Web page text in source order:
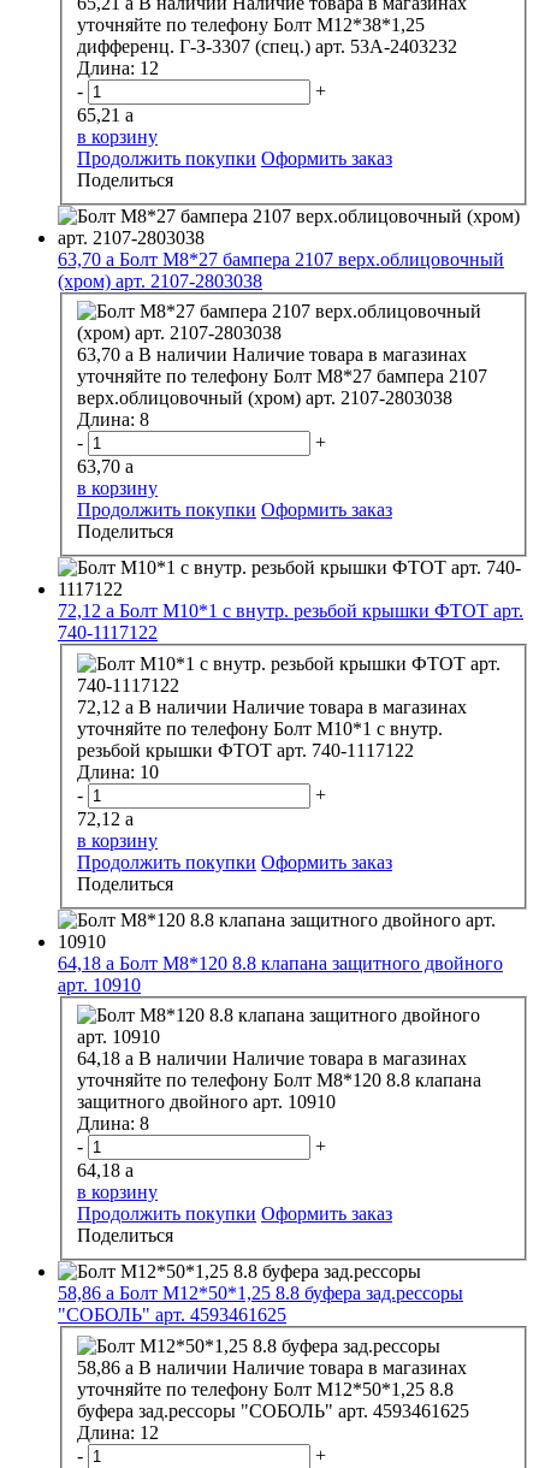
уточняйте по телефону Болт М12*38*1,25
дифференц. Г-З-3307 (спец.) арт. 53А-2403232
Длина: 12
-
+
65,21 a
в корзину
Продолжить покупки Оформить заказ
Поделиться
63,70 a Болт М8*27 бампера 2107 верх.облицовочный
(хром) арт. 2107-2803038
63,70 a В наличии Наличие товара в магазинах
уточняйте по телефону Болт М8*27 бампера 2107
верх.облицовочный (хром) арт. 2107-2803038
Длина: 8
-
+
63,70 a
в корзину
Продолжить покупки Оформить заказ
Поделиться
72,12 a Болт М10*1 с внутр. резьбой крышки ФТОТ арт.
740-1117122
72,12 a В наличии Наличие товара в магазинах
уточняйте по телефону Болт М10*1 с внутр.
резьбой крышки ФТОТ арт. 740-1117122
Длина: 10
-
+
72,12 a
в корзину
Продолжить покупки Оформить заказ
Поделиться
64,18 a Болт М8*120 8.8 клапана защитного двойного
арт. 10910
64,18 a В наличии Наличие товара в магазинах
уточняйте по телефону Болт М8*120 8.8 клапана
защитного двойного арт. 10910
Длина: 8
-
+
64,18 a
в корзину
Продолжить покупки Оформить заказ
Поделиться
58,86 a Болт М12*50*1,25 8.8 буфера зад.рессоры
"СОБОЛЬ" арт. 4593461625
58,86 a В наличии Наличие товара в магазинах
уточняйте по телефону Болт М12*50*1,25 8.8
буфера зад.рессоры "СОБОЛЬ" арт. 4593461625
Длина: 12
-
+